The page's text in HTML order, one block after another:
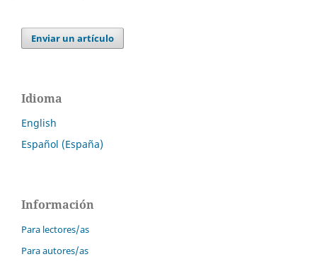
Enviar un artículo
Idioma
English
Español (España)
Información
Para lectores/as
Para autores/as